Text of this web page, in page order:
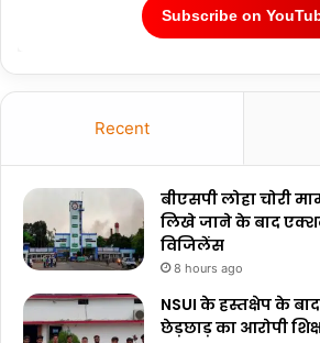
Subscribe on
Recent
बीएसपी लोहा चोरी
लिखे जाने के बाद
विजिलेंस
8 hours ago
NSUI के हस्तक्षेप के
छेड़छाड़ का आरोपी